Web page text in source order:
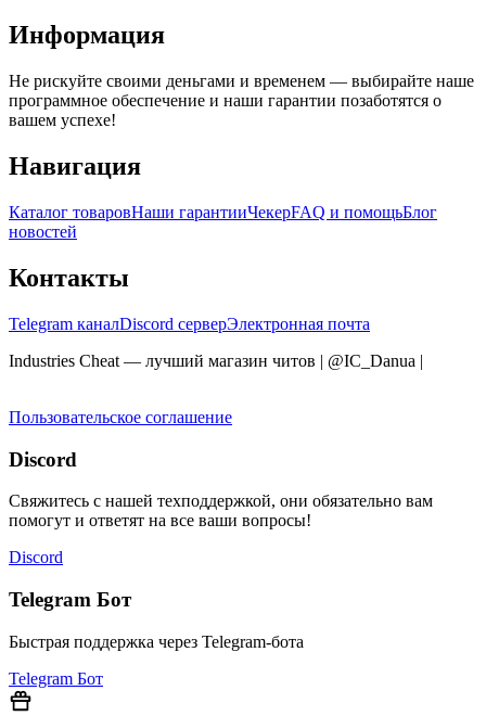
Информация
Не рискуйте своими деньгами и временем — выбирайте наше
программное обеспечение и наши гарантии позаботятся о
вашем успехе!
Навигация
Каталог товаровНаши гарантииЧекерFAQ и помощьБлог
новостей
Контакты
Telegram каналDiscord серверЭлектронная почта
Industries Cheat — лучший магазин читов | @IC_Danua |
Пользовательское соглашение
Discord
Свяжитесь с нашей техподдержкой, они обязательно вам
помогут и ответят на все ваши вопросы!
Discord
Telegram Бот
Быстрая поддержка через Telegram-бота
Telegram Бот